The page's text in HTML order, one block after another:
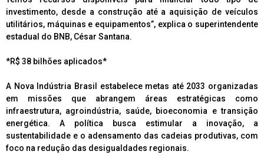
investimento, desde a construção até a aquisição de veículos
utilitários, máquinas e equipamentos”, explica o superintendente
estadual do BNB, César Santana.
*R$ 38 bilhões aplicados*
A Nova Indústria Brasil estabelece metas até 2033 organizadas
em missões que abrangem áreas estratégicas como
infraestrutura, agroindústria, saúde, bioeconomia e transição
energética. A política busca estimular a inovação, a
sustentabilidade e o adensamento das cadeias produtivas, com
foco na redução das desigualdades regionais.